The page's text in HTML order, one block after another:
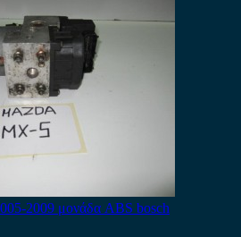
2009 μονάδα ABS bosch